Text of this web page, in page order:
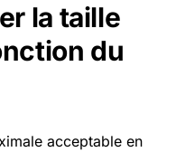
la taille
du
acceptable en